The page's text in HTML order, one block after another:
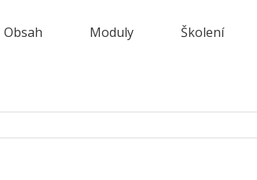
Obsah Moduly Školení